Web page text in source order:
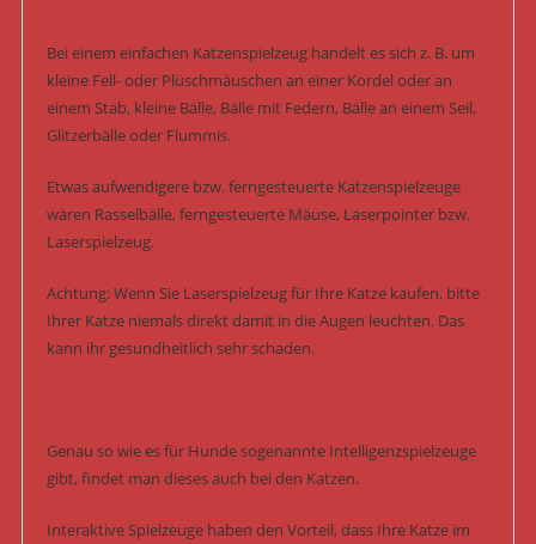
Bei einem einfachen Katzenspielzeug handelt es sich z. B. um
kleine Fell- oder Plüschmäuschen an einer Kordel oder an
einem Stab, kleine Bälle, Bälle mit Federn, Bälle an einem Seil,
Glitzerbälle oder Flummis.
Etwas aufwendigere bzw. ferngesteuerte Katzenspielzeuge
wären Rasselbälle, ferngesteuerte Mäuse, Laserpointer bzw.
Laserspielzeug.
Achtung: Wenn Sie Laserspielzeug für Ihre Katze kaufen, bitte
Ihrer Katze niemals direkt damit in die Augen leuchten. Das
kann ihr gesundheitlich sehr schaden.
Genau so wie es für Hunde sogenannte Intelligenzspielzeuge
gibt, findet man dieses auch bei den Katzen.
Interaktive Spielzeuge haben den Vorteil, dass Ihre Katze im